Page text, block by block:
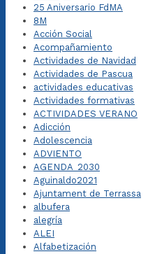
25 Aniversario FdMA
8M
Acción Social
Acompañamiento
Actividades de Navidad
Actividades de Pascua
actividades educativas
Actividades formativas
ACTIVIDADES VERANO
Adicción
Adolescencia
ADVIENTO
AGENDA_2030
Aguinaldo2021
Ajuntament de Terrassa
albufera
alegría
ALEI
Alfabetización